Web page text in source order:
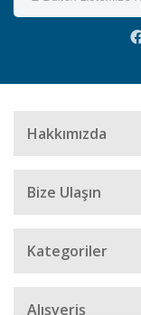
Hakkımızda
Bize Ulaşın
Müşteri
E-Posta
Kategoriler
Alışveriş